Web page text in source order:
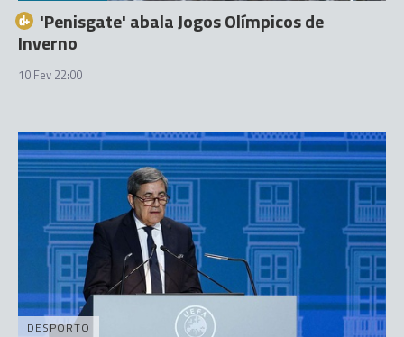
'Penisgate' abala Jogos Olímpicos de
Inverno
10 Fev 22:00
DESPORTO